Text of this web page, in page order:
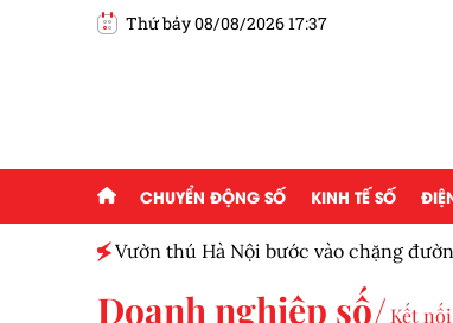
Thứ bảy 08/08/2026 17:37
CHUYỂN ĐỘNG SỐ KINH TẾ SỐ
Vườn thú Hà Nội bước vào chặng
Doanh nghiệp số Kết